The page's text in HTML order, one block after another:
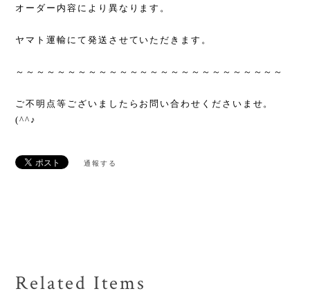
オーダー内容により異なります。
ヤマト運輸にて発送させていただきます。
～～～～～～～～～～～～～～～～～～～～～～～～～～
ご不明点等ございましたらお問い合わせくださいませ。
(^^♪
通報する
Related Items